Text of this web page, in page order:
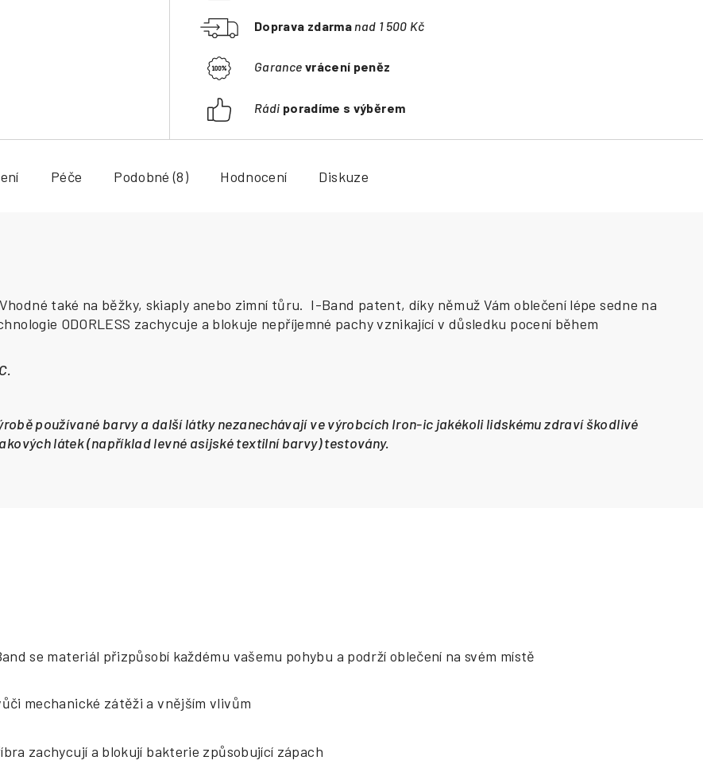
Doprava zdarma nad 1 500 Kč
Garance vrácení peněz
Rádi poradíme s výběrem
Péče Podobné (8) Hodnocení Diskuze
také na běžky, skiaply anebo zimní tůru. I-Band patent, díky němuž Vám oblečení lépe sedne na
ODORLESS zachycuje a blokuje nepříjemné pachy vznikající v důsledku pocení během
používané barvy a další látky nezanechávají ve výrobcích Iron-ic jakékoli lidskému zdraví škodlivé
látek (například levné asijské textilní barvy) testovány.
se materiál přizpůsobí každému vašemu pohybu a podrží oblečení na svém místě
mechanické zátěži a vnějším vlivům
zachycují a blokují bakterie způsobující zápach